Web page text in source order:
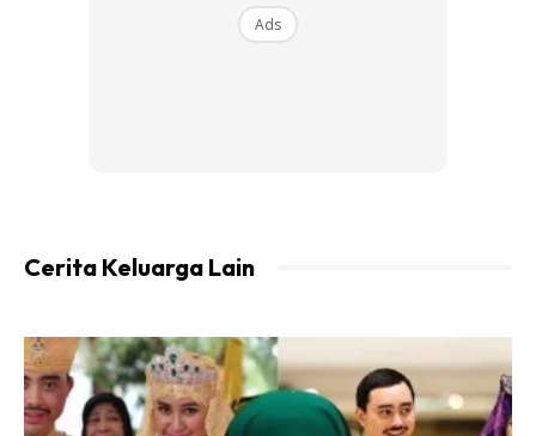
Gulung baju yang ingin dibawa dan bukan sekadar lipat
Ads
Cerita Keluarga Lain